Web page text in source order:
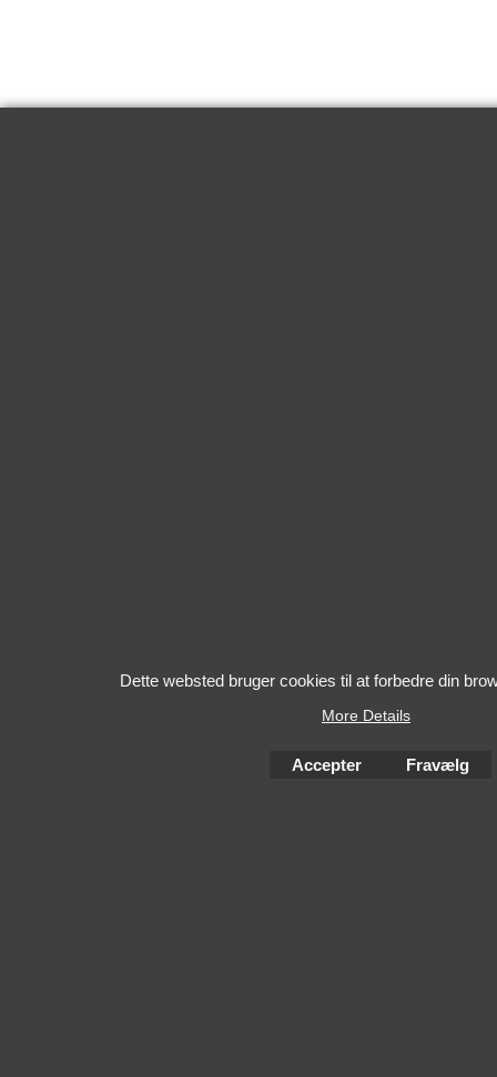
Dette websted bruger cookies til at forbedre din
More Details
Accepter Fravælg